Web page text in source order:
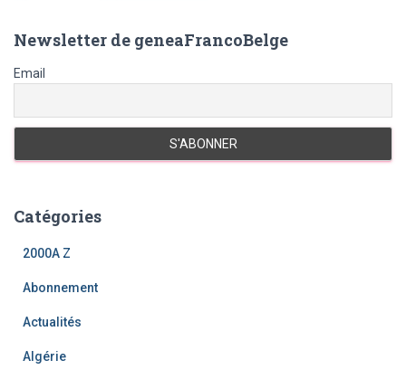
Newsletter de geneaFrancoBelge
Email
Catégories
2000A Z
Abonnement
Actualités
Algérie